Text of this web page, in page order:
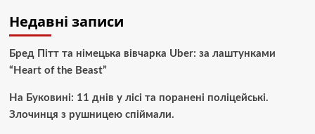
Недавні записи
Бред Пітт та німецька вівчарка Uber: за лаштунками
“Heart of the Beast”
На Буковині: 11 днів у лісі та поранені поліцейські.
Злочинця з рушницею спіймали.